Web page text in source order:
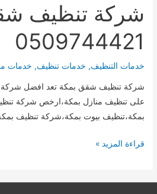
شركة تنظيف
0509744421
خدمات التنظيف, خدمات تنظيف, خدمات
شركة تنظيف شقق بمكة تعد افضل
على تنظيف منازل بمكة،ارخص شركة
بمكة،تنظيف بيوت بمكة،شركة تنظيف
شركة
قراءة المزيد »